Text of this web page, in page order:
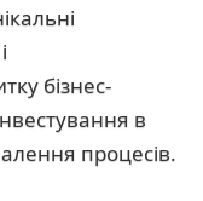
бізнес-
в
процесів.